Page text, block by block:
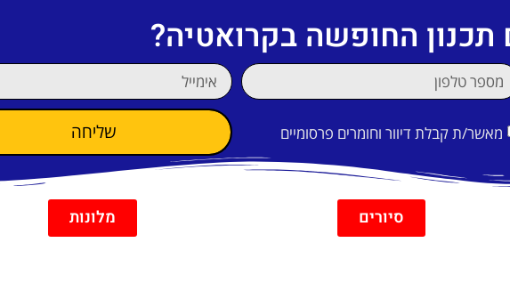
תכנון החופשה בקרואטיה?
מאשר/ת קבלת דיוור וחומרים פרסומיים שליחה
סיורים מלונות